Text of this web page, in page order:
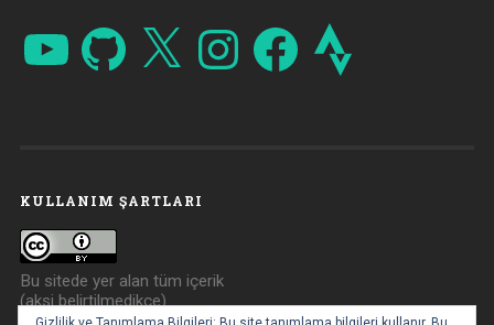
YouTube GitHub X InstagramFacebook Strava
KULLANIM ŞARTLARI
Bu sitede yer alan tüm içerik
(aksi belirtilmedikçe)
Creative Commons Atıf 4.0